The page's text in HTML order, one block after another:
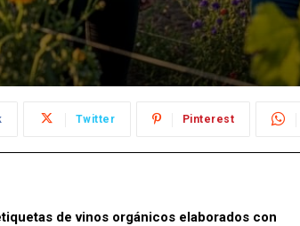
Twitter Pinterest
de vinos orgánicos elaborados con